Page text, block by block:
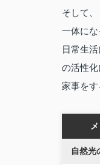
そして
一体に
日常生
の活性
家事をす
自然光